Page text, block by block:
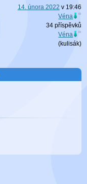
14. února 2022 v 19:46
Véna
34 příspěvků
Véna
(kulisák)